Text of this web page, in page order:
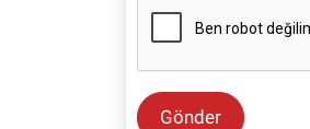
Gönder